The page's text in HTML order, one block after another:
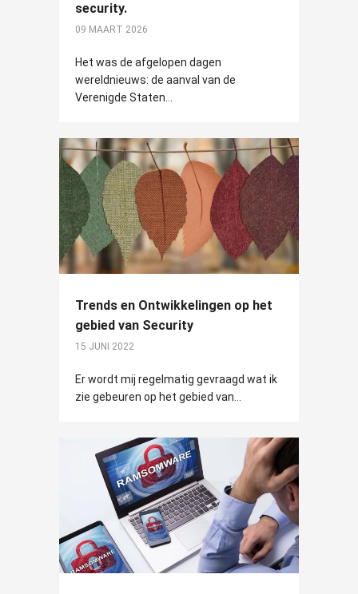
security.
09 MAART 2026
Het was de afgelopen dagen
wereldnieuws: de aanval van de
Verenigde Staten...
Trends en Ontwikkelingen op het
gebied van Security
15 JUNI 2022
Er wordt mij regelmatig gevraagd wat ik
zie gebeuren op het gebied van...